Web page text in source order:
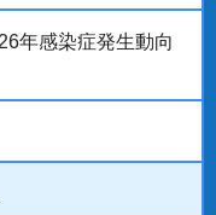
年感染症発生動向